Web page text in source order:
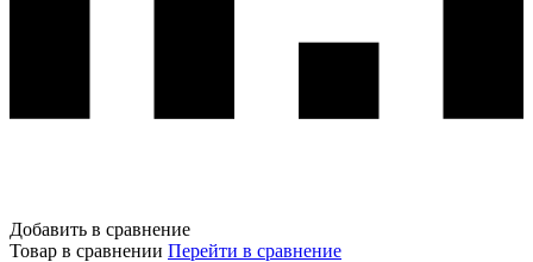
Добавить в сравнение
Товар в сравнении Перейти в сравнение